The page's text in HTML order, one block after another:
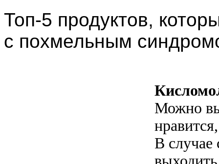
Топ-5 продуктов,
с похмельным
Можно
В случае